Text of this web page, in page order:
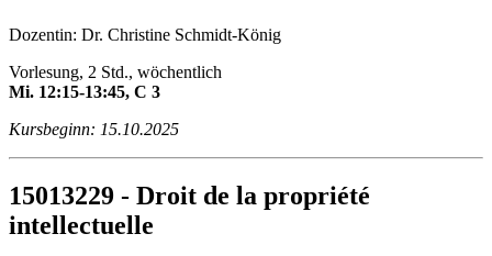
Dozentin: Dr. Christine Schmidt-König
Vorlesung, 2 Std., wöchentlich
Mi. 12:15-13:45, C 3
Kursbeginn: 15.10.2025
15013229 - Droit de la propriété
intellectuelle